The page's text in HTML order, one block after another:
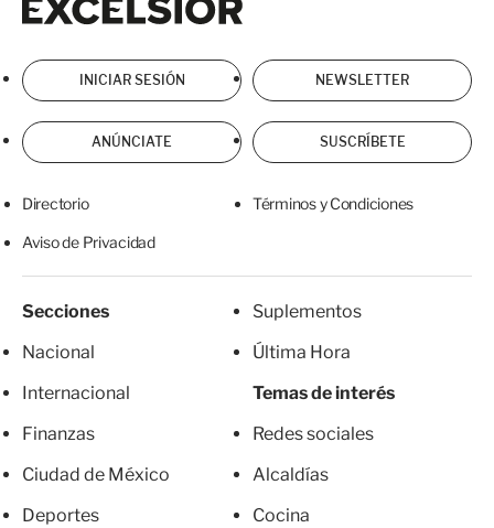
INICIAR SESIÓN NEWSLETTER
ANÚNCIATE SUSCRÍBETE
Directorio Términos y Condiciones
Aviso de Privacidad
Secciones
Nacional
Internacional
Finanzas
Ciudad de México
Deportes
Suplementos
Última Hora
Temas de interés
Redes sociales
Alcaldías
Cocina